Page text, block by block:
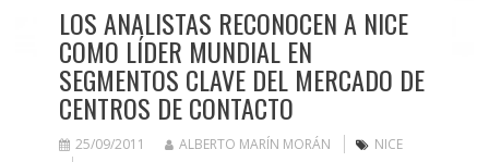
LOS ANALISTAS RECONOCEN A NICE
COMO LÍDER MUNDIAL EN
SEGMENTOS CLAVE DEL MERCADO DE
CENTROS DE CONTACTO
25/09/2011 ALBERTO MARÍN MORÁN
NICE